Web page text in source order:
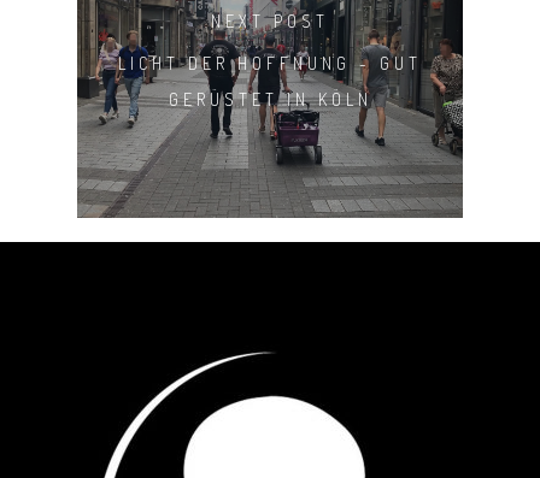
NEXT POST
LICHT DER HOFFNUNG - GUT
GERÜSTET IN KÖLN